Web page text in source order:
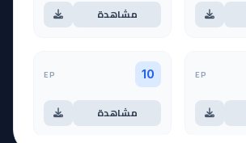
مشاهدة
EP
10
EP
مشاهدة